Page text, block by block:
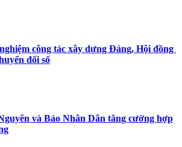
công tác xây dựng Đảng, Hội đồng
đổi số
và Báo Nhân Dân tăng cường hợp